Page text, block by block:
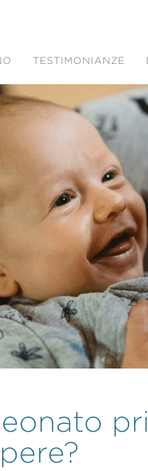
TESTIMONIANZE